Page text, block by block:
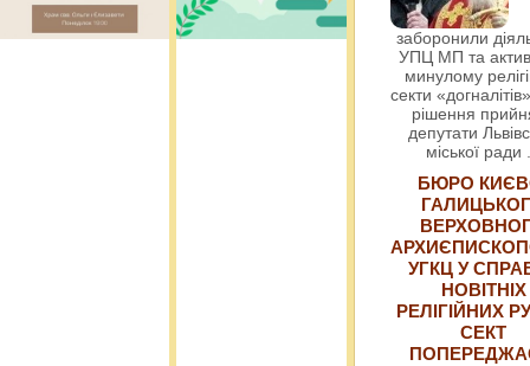
заборонили
УПЦ МП та
минулому
секти
рішення
депутати
міської ради
БЮРО
УГКЦ У
НОВІТНІХ
РЕЛІГІЙНИХ
СЕКТ